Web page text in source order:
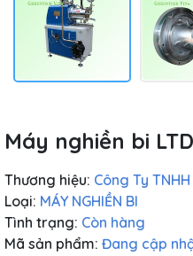
Máy nghiền bi
Thương hiệu: Công Ty
Loại: MÁY NGHIỀN BI
Tình trạng: Còn hàng
Mã sản phẩm: Đang cập